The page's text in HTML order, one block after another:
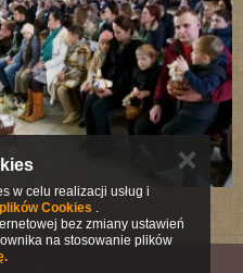
w celu realizacji usług i
Cookies .
bez zmiany ustawień
na stosowanie plików
✕